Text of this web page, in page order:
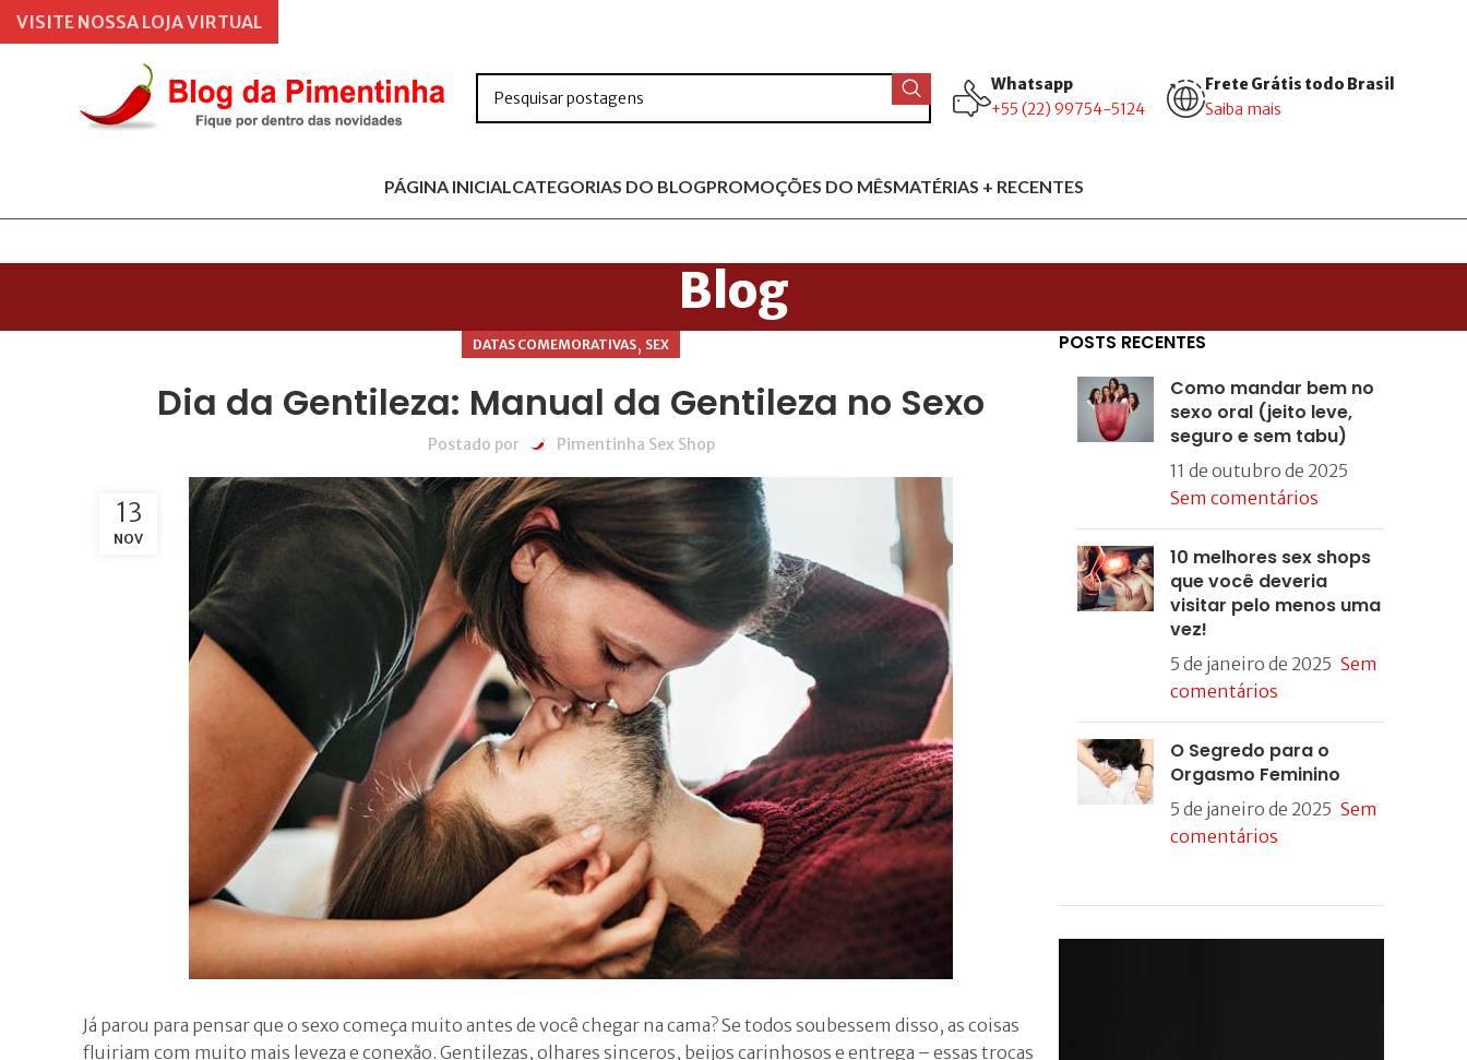
Whatsapp
+55 (22) 99754-5124
Frete Grátis todo Brasil
Saiba mais
PÁGINA INICIAL CATEGORIAS DO BLOGPROMOÇÕES DO MÊSMATÉRIAS + RECENTES
Blog
DATAS COMEMORATIVAS, SEX
Dia da Gentileza: Manual da Gentileza no Sexo
Postado por Pimentinha Sex Shop
13
NOV
Já parou para pensar que o sexo começa muito antes de você chegar na cama? Se todos soubessem disso, as coisas
fluiriam com muito mais leveza e conexão. Gentilezas, olhares sinceros, beijos carinhosos e entrega – essas trocas
POSTS RECENTES
Como mandar bem no
sexo oral (jeito leve,
seguro e sem tabu)
11 de outubro de 2025
Sem comentários
10 melhores sex shops
que você deveria
visitar pelo menos uma
vez!
5 de janeiro de 2025 Sem
comentários
O Segredo para o
Orgasmo Feminino
5 de janeiro de 2025 Sem
comentários
VISITE NOSSA LOJA VIRTUAL